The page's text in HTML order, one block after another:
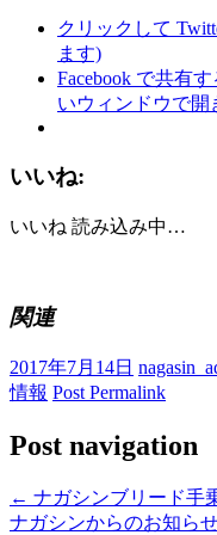
クリックして
ます)
Facebook で共有
いウィンドウで開
いいね:
いいね 読み込み中…
関連
2017年7月14日
情報 Post Permalink
Post navigation
← ナガシンブリード手
ナガシンからのお知ら